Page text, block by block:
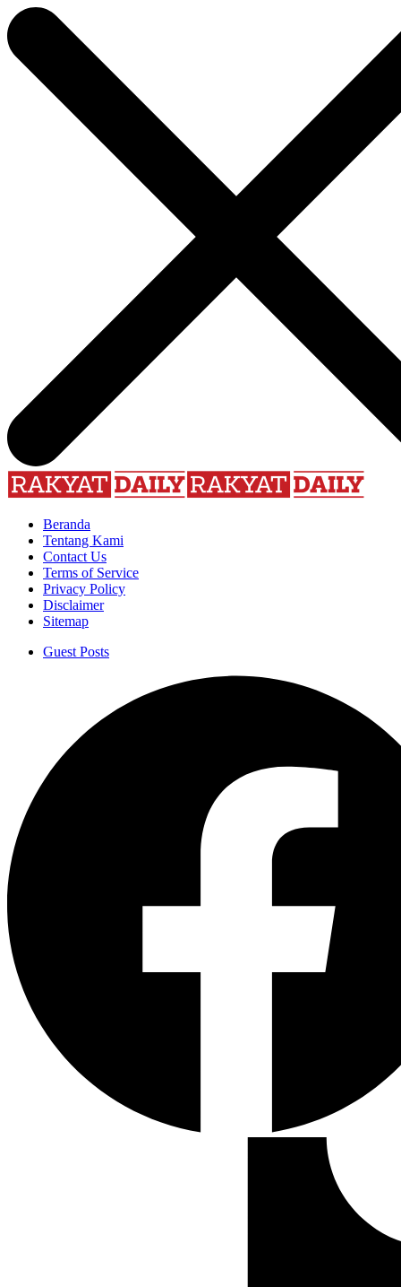
Beranda
Tentang Kami
Contact Us
Terms of Service
Privacy Policy
Disclaimer
Sitemap
Guest Posts